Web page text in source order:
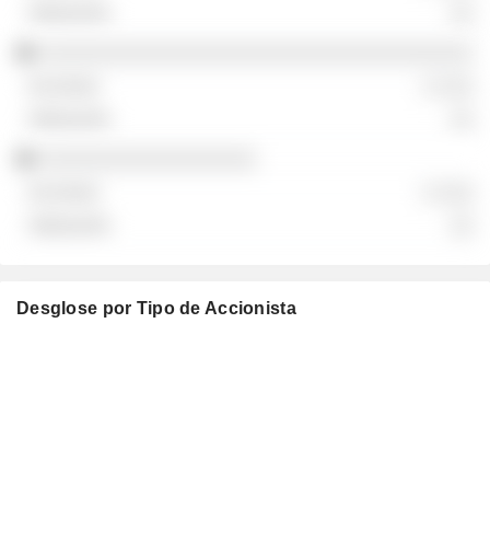
Desglose por Tipo de Accionista